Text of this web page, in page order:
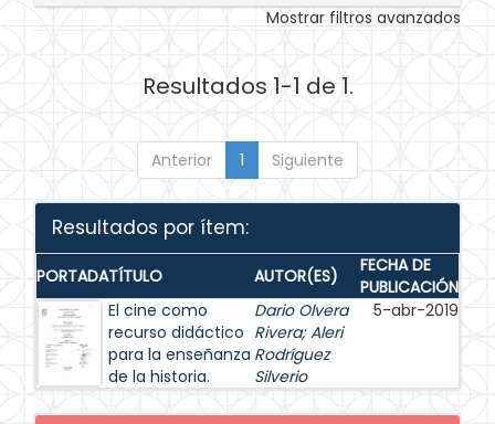
Mostrar filtros avanzados
Resultados 1-1 de 1.
Anterior 1 Siguiente
Resultados por ítem:
PORTADATÍTULO AUTOR(ES)
FECHA DE
PUBLICACIÓN
El cine como
recurso didáctico
para la enseñanza
de la historia.
Dario Olvera
Rivera;Aleri
Rodríguez
Silverio
5-abr-2019